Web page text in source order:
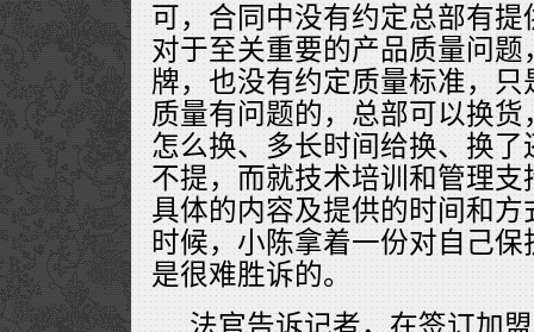
可，合同中没有约定总部有
对于至关重要的产品质量问
牌，也没有约定质量标准，
质量有问题的，总部可以换
怎么换、多长时间给换、换
不提，而就技术培训和管理
具体的内容及提供的时间和
时候，小陈拿着一份对自己
是很难胜诉的。